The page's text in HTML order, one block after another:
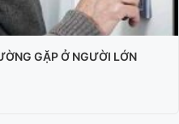
GẶP Ở NGƯỜI LỚN